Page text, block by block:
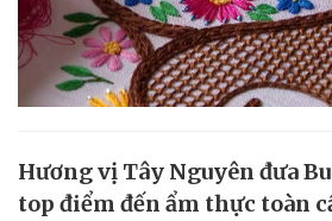
Hương vị Tây Nguyên đưa
top điểm đến ẩm thực toàn